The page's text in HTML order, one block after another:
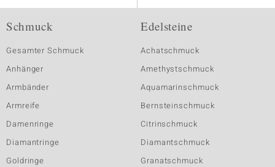
Schmuck
Gesamter Schmuck
Anhänger
Armbänder
Armreife
Damenringe
Diamantringe
Goldringe
Edelsteine
Achatschmuck
Amethystschmuck
Aquamarinschmuck
Bernsteinschmuck
Citrinschmuck
Diamantschmuck
Granatschmuck